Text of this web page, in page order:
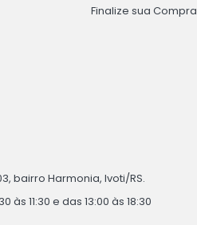
Finalize sua Compra
bairro Harmonia, Ivoti/RS.
11:30 e das 13:00 às 18:30